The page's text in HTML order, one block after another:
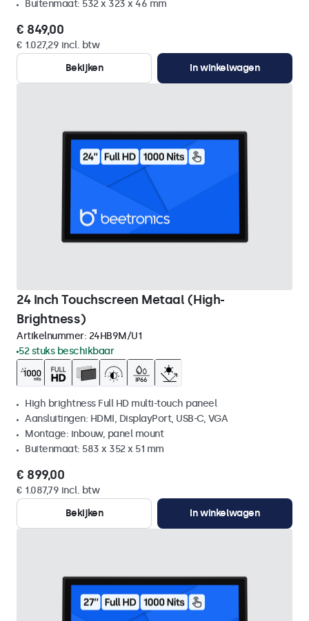
Buitenmaat: 532 x 323 x 46 mm
€ 849,00
€ 1.027,29 incl. btw
Bekijken
In winkelwagen
24 Inch Touchscreen Metaal (High-
Brightness)
Artikelnummer: 24HB9M/U1
52 stuks beschikbaar
High brightness Full HD multi-touch paneel
Aansluitingen: HDMI, DisplayPort, USB-C, VGA
Montage: inbouw, panel mount
Buitenmaat: 583 x 352 x 51 mm
€ 899,00
€ 1.087,79 incl. btw
Bekijken
In winkelwagen